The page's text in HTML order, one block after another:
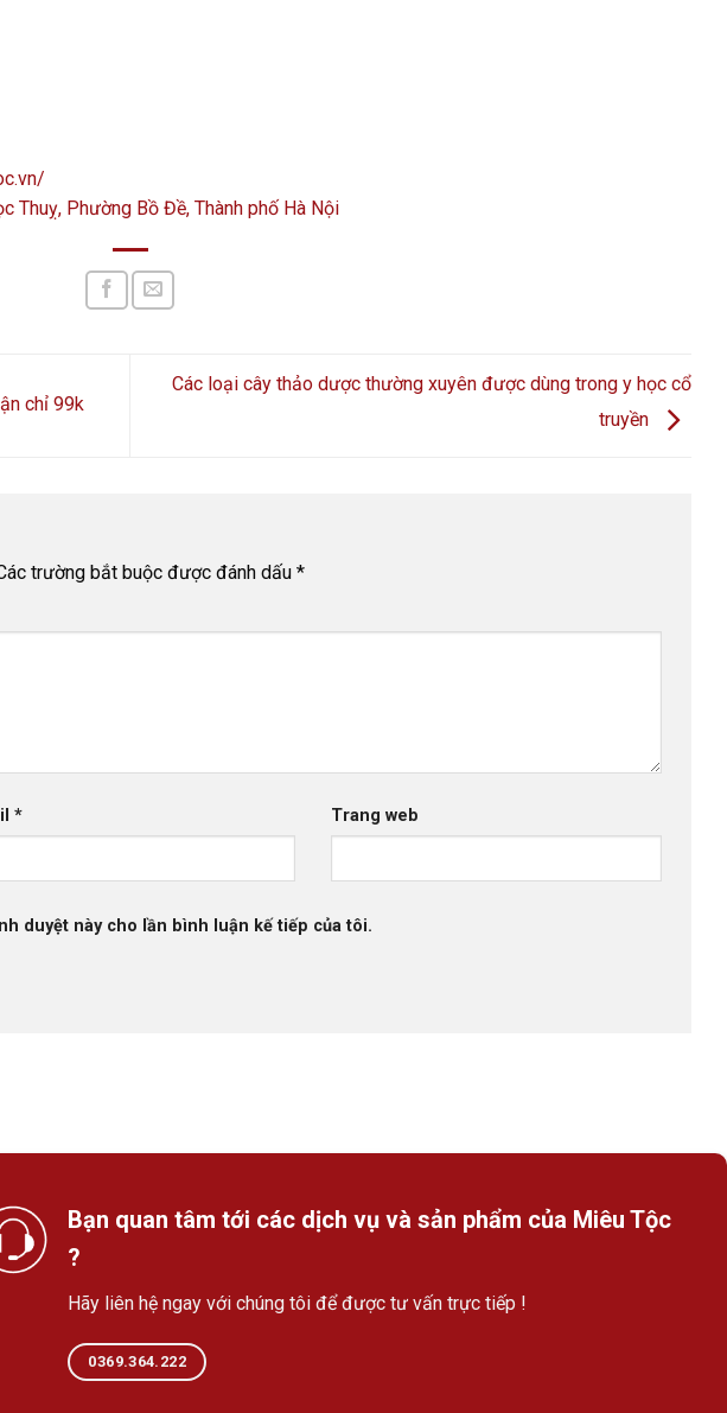
Thuỵ, Phường Bồ Đề, Thành phố Hà Nội
chỉ 99k
Các loại cây thảo dược thường xuyên được dùng trong y học cổ
truyền
trường bắt buộc được đánh dấu *
* Trang web
duyệt này cho lần bình luận kế tiếp của tôi.
Bạn quan tâm tới các dịch vụ và sản phẩm của Miêu Tộc
?
Hãy liên hệ ngay với chúng tôi để được tư vấn trực tiếp !
0369.364.222